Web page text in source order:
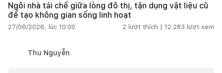
Ngôi nhà tái chế giữa lòng đô thị, tận dụng vật liệu cũ
để tạo không gian sống linh hoạt
27/06/2026, lúc 10:00 2 lượt thích | 12.283 lượt xem
Thu Nguyễn